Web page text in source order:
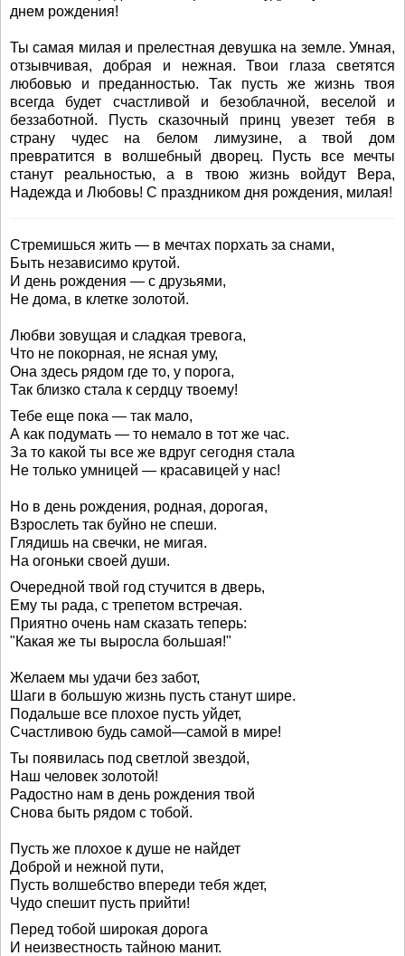
днем рождения!
Ты самая милая и прелестная девушка на земле. Умная,
отзывчивая, добрая и нежная. Твои глаза светятся
любовью и преданностью. Так пусть же жизнь твоя
всегда будет счастливой и безоблачной, веселой и
беззаботной. Пусть сказочный принц увезет тебя в
страну чудес на белом лимузине, а твой дом
превратится в волшебный дворец. Пусть все мечты
станут реальностью, а в твою жизнь войдут Вера,
Надежда и Любовь! С праздником дня рождения, милая!
Стремишься жить — в мечтах порхать за снами,
Быть независимо крутой.
И день рождения — с друзьями,
Не дома, в клетке золотой.
Любви зовущая и сладкая тревога,
Что не покорная, не ясная уму,
Она здесь рядом где то, у порога,
Так близко стала к сердцу твоему!
Тебе еще пока — так мало,
А как подумать — то немало в тот же час.
За то какой ты все же вдруг сегодня стала
Не только умницей — красавицей у нас!
Но в день рождения, родная, дорогая,
Взрослеть так буйно не спеши.
Глядишь на свечки, не мигая.
На огоньки своей души.
Очередной твой год стучится в дверь,
Ему ты рада, с трепетом встречая.
Приятно очень нам сказать теперь:
"Какая же ты выросла большая!"
Желаем мы удачи без забот,
Шаги в большую жизнь пусть станут шире.
Подальше все плохое пусть уйдет,
Счастливою будь самой—самой в мире!
Ты появилась под светлой звездой,
Наш человек золотой!
Радостно нам в день рождения твой
Снова быть рядом с тобой.
Пусть же плохое к душе не найдет
Доброй и нежной пути,
Пусть волшебство впереди тебя ждет,
Чудо спешит пусть прийти!
Перед тобой широкая дорога
И неизвестность тайною манит.